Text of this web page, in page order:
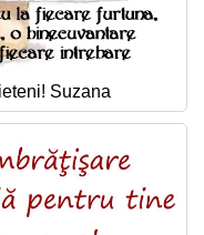
Suzana